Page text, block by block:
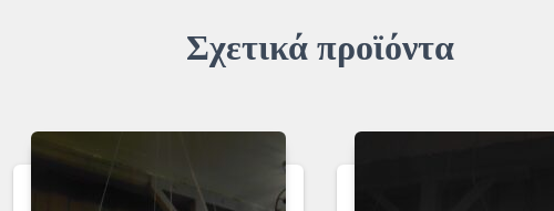
Σχετικά προϊόντα